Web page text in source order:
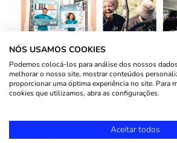
NÓS USAMOS COOKIES
Podemos colocá-los para análise dos nossos
melhorar o nosso site, mostrar conteúdos
proporcionar uma óptima experiência no site. Para
cookies que utilizamos, abra as configurações.
Aceitar todos